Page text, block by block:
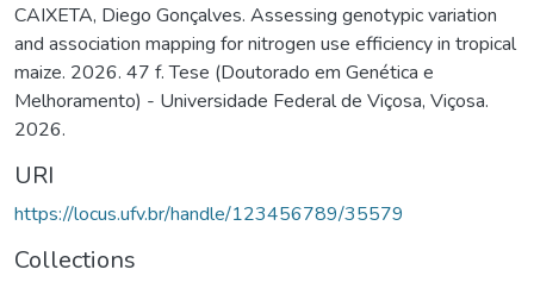
CAIXETA, Diego Gonçalves. Assessing genotypic variation
and association mapping for nitrogen use efficiency in tropical
maize. 2026. 47 f. Tese (Doutorado em Genética e
Melhoramento) - Universidade Federal de Viçosa, Viçosa.
2026.
URI
https://locus.ufv.br/handle/123456789/35579
Collections